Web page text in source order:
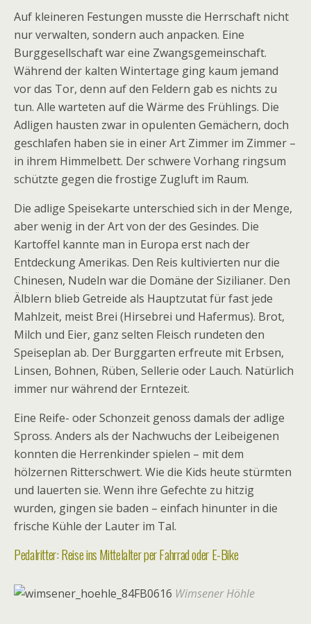
Auf kleineren Festungen musste die Herrschaft nicht
nur verwalten, sondern auch anpacken. Eine
Burggesellschaft war eine Zwangsgemeinschaft.
Während der kalten Wintertage ging kaum jemand
vor das Tor, denn auf den Feldern gab es nichts zu
tun. Alle warteten auf die Wärme des Frühlings. Die
Adligen hausten zwar in opulenten Gemächern, doch
geschlafen haben sie in einer Art Zimmer im Zimmer –
in ihrem Himmelbett. Der schwere Vorhang ringsum
schützte gegen die frostige Zug­luft im Raum.
Die adlige Speisekarte unterschied sich in der Menge,
aber wenig in der Art von der des Gesindes. Die
Kartoffel kannte man in Europa erst nach der
Entdeckung Amerikas. Den Reis kultivierten nur die
Chinesen, Nudeln war die Domäne der Sizilianer. Den
Älblern blieb Getreide als Hauptzutat für fast jede
Mahlzeit, meist Brei (Hirsebrei und Hafermus). Brot,
Milch und Eier, ganz selten Fleisch rundeten den
Speiseplan ab. Der Burggarten erfreute mit Erbsen,
Linsen, Bohnen, Rüben, Sellerie oder Lauch. Natürlich
immer nur während der Erntezeit.
Eine Reife- oder Schonzeit genoss damals der adlige
Spross. Anders als der Nachwuchs der Leibeigenen
konnten die Herrenkinder spielen – mit dem
hölzernen Ritterschwert. Wie die Kids heute stürmten
und lauerten sie. Wenn ihre Gefechte zu hitzig
wurden, gingen sie baden – einfach hinunter in die
frische Kühle der Lauter im Tal.
Pedalritter: Reise ins Mittelalter per Fahrrad oder E-Bike
Wimsener Höhle